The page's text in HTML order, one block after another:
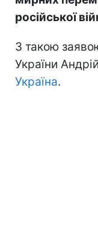
російської
З такою
України
Україна.